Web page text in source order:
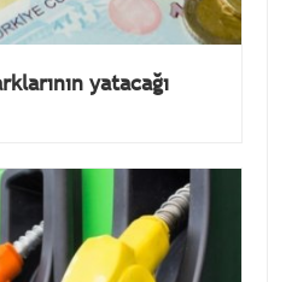
yatacağı